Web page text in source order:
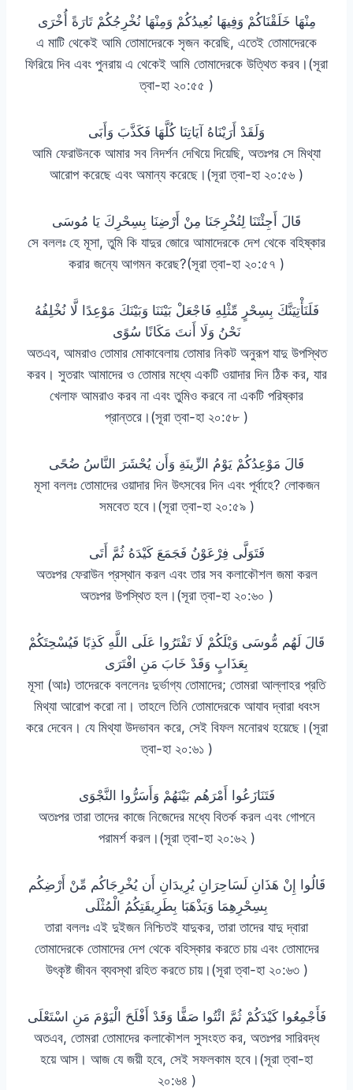
مِنْهَا خَلَقْنَاكُمْ وَفِيهَا نُعِيدُكُمْ وَمِنْهَا نُخْرِجُكُمْ تَارَةً أُخْرَى
এ মাটি থেকেই আমি তোমাদেরকে সৃজন করেছি, এতেই তোমাদেরকে
ফিরিয়ে দিব এবং পুনরায় এ থেকেই আমি তোমাদেরকে উত্থিত করব।(সূরা
ত্বা-হা ২০:৫৫ )
وَلَقَدْ أَرَيْنَاهُ آيَاتِنَا كُلَّهَا فَكَذَّبَ وَأَبَى
আমি ফেরাউনকে আমার সব নিদর্শন দেখিয়ে দিয়েছি, অতঃপর সে মিথ্যা
আরোপ করেছে এবং অমান্য করেছে।(সূরা ত্বা-হা ২০:৫৬ )
قَالَ أَجِئْتَنَا لِتُخْرِجَنَا مِنْ أَرْضِنَا بِسِحْرِكَ يَا مُوسَى
সে বললঃ হে মূসা, তুমি কি যাদুর জোরে আমাদেরকে দেশ থেকে বহিষ্কার
করার জন্যে আগমন করেছ?(সূরা ত্বা-হা ২০:৫৭ )
فَلَنَأْتِيَنَّكَ بِسِحْرٍ مِّثْلِهِ فَاجْعَلْ بَيْنَنَا وَبَيْنَكَ مَوْعِدًا لَّا نُخْلِفُهُ
نَحْنُ وَلَا أَنتَ مَكَانًا سُوًى
অতএব, আমরাও তোমার মোকাবেলায় তোমার নিকট অনুরূপ যাদু উপস্থিত
করব। সুতরাং আমাদের ও তোমার মধ্যে একটি ওয়াদার দিন ঠিক কর, যার
খেলাফ আমরাও করব না এবং তুমিও করবে না একটি পরিষ্কার
প্রান্তরে।(সূরা ত্বা-হা ২০:৫৮ )
قَالَ مَوْعِدُكُمْ يَوْمُ الزِّينَةِ وَأَن يُحْشَرَ النَّاسُ ضُحًى
মূসা বললঃ তোমাদের ওয়াদার দিন উৎসবের দিন এবং পূর্বাহে? লোকজন
সমবেত হবে।(সূরা ত্বা-হা ২০:৫৯ )
فَتَوَلَّى فِرْعَوْنُ فَجَمَعَ كَيْدَهُ ثُمَّ أَتَى
অতঃপর ফেরাউন প্রস্থান করল এবং তার সব কলাকৌশল জমা করল
অতঃপর উপস্থিত হল।(সূরা ত্বা-হা ২০:৬০ )
قَالَ لَهُم مُّوسَى وَيْلَكُمْ لَا تَفْتَرُوا عَلَى اللَّهِ كَذِبًا فَيُسْحِتَكُمْ
بِعَذَابٍ وَقَدْ خَابَ مَنِ افْتَرَى
মূসা (আঃ) তাদেরকে বললেনঃ দুর্ভাগ্য তোমাদের; তোমরা আল্লাহর প্রতি
মিথ্যা আরোপ করো না। তাহলে তিনি তোমাদেরকে আযাব দ্বারা ধবংস
করে দেবেন। যে মিথ্যা উদভাবন করে, সেই বিফল মনোরথ হয়েছে।(সূরা
ত্বা-হা ২০:৬১ )
فَتَنَازَعُوا أَمْرَهُم بَيْنَهُمْ وَأَسَرُّوا النَّجْوَى
অতঃপর তারা তাদের কাজে নিজেদের মধ্যে বিতর্ক করল এবং গোপনে
পরামর্শ করল।(সূরা ত্বা-হা ২০:৬২ )
قَالُوا إِنْ هَذَانِ لَسَاحِرَانِ يُرِيدَانِ أَن يُخْرِجَاكُم مِّنْ أَرْضِكُم
بِسِحْرِهِمَا وَيَذْهَبَا بِطَرِيقَتِكُمُ الْمُثْلَى
তারা বললঃ এই দুইজন নিশ্চিতই যাদুকর, তারা তাদের যাদু দ্বারা
তোমাদেরকে তোমাদের দেশ থেকে বহিস্কার করতে চায় এবং তোমাদের
উৎকৃষ্ট জীবন ব্যবস্থা রহিত করতে চায়।(সূরা ত্বা-হা ২০:৬৩ )
فَأَجْمِعُوا كَيْدَكُمْ ثُمَّ ائْتُوا صَفًّا وَقَدْ أَفْلَحَ الْيَوْمَ مَنِ اسْتَعْلَى
অতএব, তোমরা তোমাদের কলাকৌশল সুসংহত কর, অতঃপর সারিবদ্ধ
হয়ে আস। আজ যে জয়ী হবে, সেই সফলকাম হবে।(সূরা ত্বা-হা
২০:৬৪ )